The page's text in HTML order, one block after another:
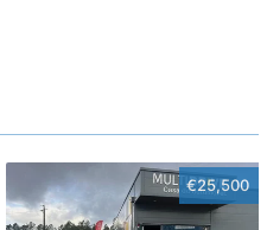
€25,500